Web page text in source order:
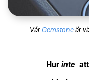
Vår Gemstoneär
Hur inte